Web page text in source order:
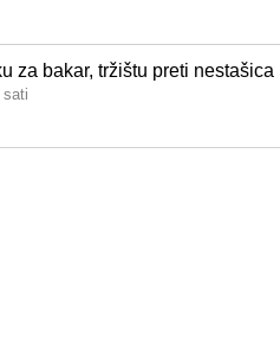
za bakar, tržištu preti nestašica
sati